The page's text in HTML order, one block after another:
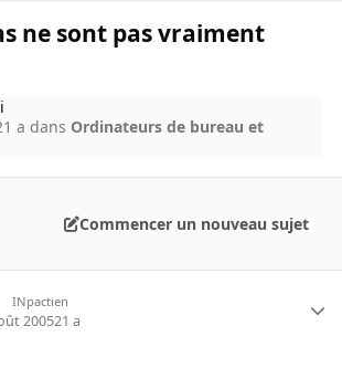
ne sont pas vraiment
a dans Ordinateurs de bureau et
Commencer un nouveau sujet
INpactien
200521 a